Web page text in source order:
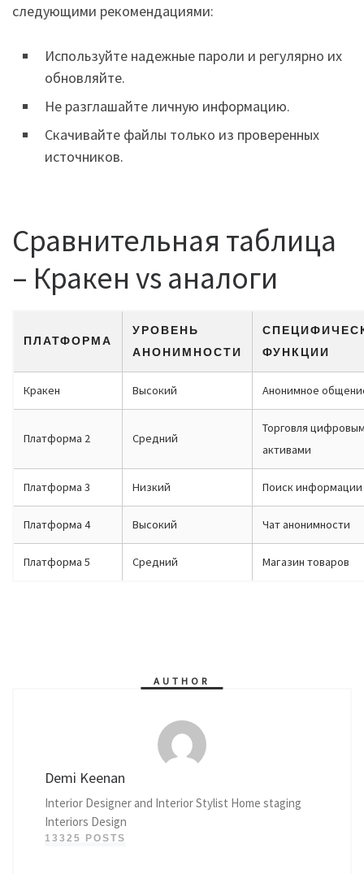
следующими рекомендациями:
Используйте надежные пароли и регулярно их
обновляйте.
Не разглашайте личную информацию.
Скачивайте файлы только из проверенных
источников.
Сравнительная таблица
– Кракен vs аналоги
ПЛАТФОРМА
УРОВЕНЬ
АНОНИМНОСТИ
ФУНКЦИИ
Кракен Высокий Анонимное
Платформа 2 Средний
Торговля
активами
Платформа 3 Низкий Поиск информации
Платформа 4 Высокий Чат анонимности
Платформа 5 Средний Магазин товаров
AUTHOR
Demi Keenan
Interior Designer and Interior Stylist Home staging
Interiors Design
13325 POSTS